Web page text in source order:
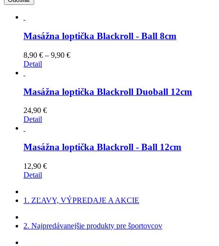
Masážna loptička Blackroll - Ball 8cm
8,90 € – 9,90 €
Detail
Masážna loptička Blackroll Duoball 12cm
24,90 €
Detail
Masážna loptička Blackroll - Ball 12cm
12,90 €
Detail
1. ZĽAVY, VÝPREDAJE A AKCIE
2. Najpredávanejšie produkty pre športovcov